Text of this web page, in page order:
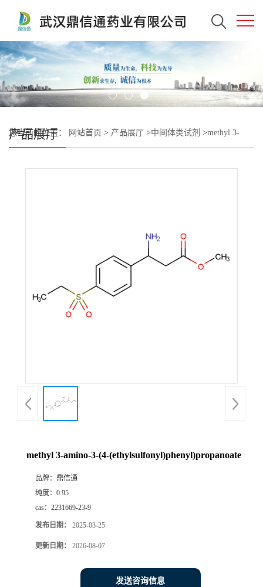
产品展厅
您当前的位置： 网站首页 > 产品展厅 >中间体类试剂 >methyl 3-
methyl 3-amino-3-(4-(ethylsulfonyl)phenyl)propanoate
品牌： 鼎信通
纯度： 0.95
cas： 2231669-23-9
发布日期： 2025-03-25
更新日期： 2026-08-07
发送咨询信息